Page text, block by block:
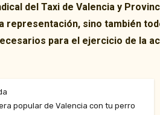
del Taxi de Valencia y
representación, sino también
para el ejercicio de la
popular de Valencia con tu perro